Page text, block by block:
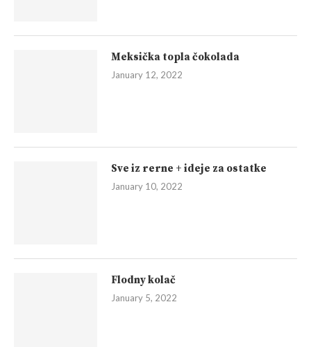
Meksička topla čokolada
January 12, 2022
Sve iz rerne + ideje za ostatke
January 10, 2022
Flodny kolač
January 5, 2022